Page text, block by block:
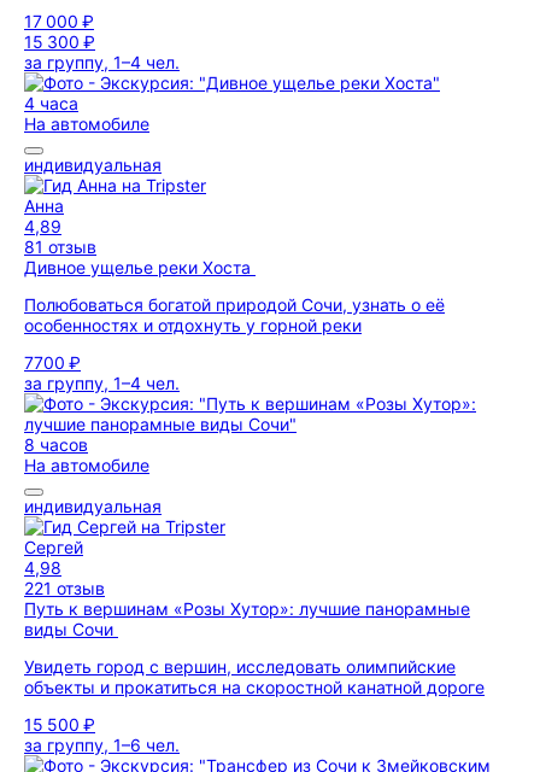
17 000 ₽
15 300 ₽
за группу, 1–4 чел.
4 часа
На автомобиле
индивидуальная
Анна
4,89
81 отзыв
Дивное ущелье реки Хоста
Полюбоваться богатой природой Сочи, узнать о её
особенностях и отдохнуть у горной реки
7700 ₽
за группу, 1–4 чел.
8 часов
На автомобиле
индивидуальная
Сергей
4,98
221 отзыв
Путь к вершинам «Розы Хутор»: лучшие панорамные
виды Сочи
Увидеть город с вершин, исследовать олимпийские
объекты и прокатиться на скоростной канатной дороге
15 500 ₽
за группу, 1–6 чел.